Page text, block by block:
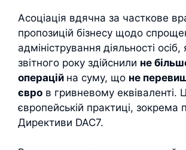
Асоціація вдячна за часткове
пропозицій бізнесу щодо
адміністрування діяльності
звітного року здійснили не
операцій на суму, що не
євро в гривневому еквіваленті.
європейській практиці,
Директиви DAC7.